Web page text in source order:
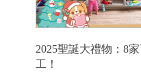
2025聖誕大禮物：8
工！